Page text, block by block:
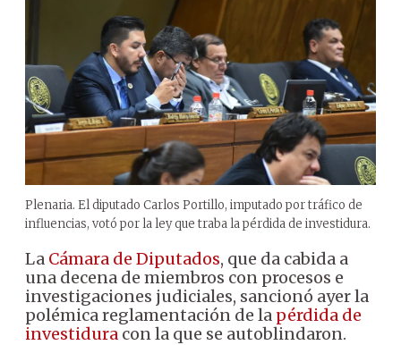
Plenaria. El diputado Carlos Portillo, imputado por tráfico de
influencias, votó por la ley que traba la pérdida de investidura.
La Cámara de Diputados, que da cabida a
una decena de miembros con procesos e
investigaciones judiciales, sancionó ayer la
polémica reglamentación de la pérdida de
investidura con la que se autoblindaron.